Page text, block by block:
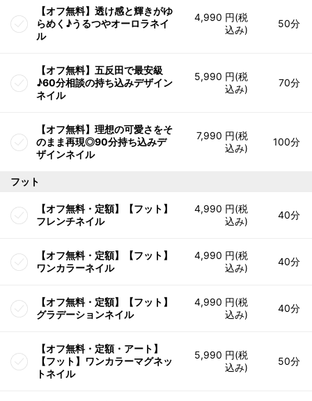
【オフ無料】透け感と輝きがゆ
らめく♪うるつやオーロラネイ
ル
4,990 円(税
込み)
50分
【オフ無料】五反田で最安級
♪60分相談の持ち込みデザイン
ネイル
5,990 円(税
込み)
70分
【オフ無料】理想の可愛さをそ
のまま再現◎90分持ち込みデ
ザインネイル
7,990 円(税
込み)
100分
フット
【オフ無料・定額】【フット】
フレンチネイル
4,990 円(税
込み)
40分
【オフ無料・定額】【フット】
ワンカラーネイル
4,990 円(税
込み)
40分
【オフ無料・定額】【フット】
グラデーションネイル
4,990 円(税
込み)
40分
【オフ無料・定額・アート】
【フット】ワンカラーマグネッ
トネイル
5,990 円(税
込み)
50分